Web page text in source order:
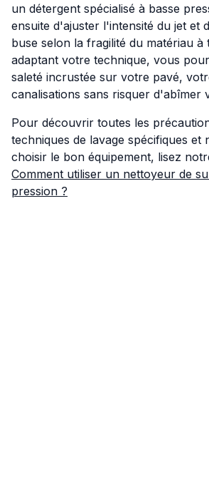
un détergent spécialisé à basse
ensuite d'ajuster l'intensité du jet et
buse selon la fragilité du matériau à
adaptant votre technique, vous
saleté incrustée sur votre pavé,
canalisations sans risquer d'abîmer
Pour découvrir toutes les
techniques de lavage spécifiques et
choisir le bon équipement, lisez
Comment utiliser un nettoyeur de
pression ?